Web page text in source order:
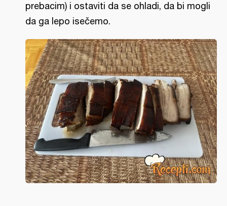
prebacim) i ostaviti da se ohladi, da bi mogli
da ga lepo isečemo.